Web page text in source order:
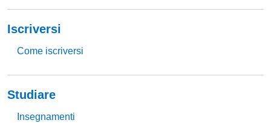
Iscriversi
Come iscriversi
Studiare
Insegnamenti